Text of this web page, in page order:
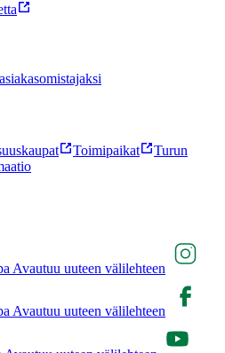
Toimipaikat
Turun
Avautuu uuteen välilehteen
Avautuu uuteen välilehteen